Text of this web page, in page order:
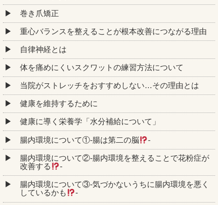
巻き爪矯正
重心バランスを整えることが根本改善につながる理由
自律神経とは
体を痛めにくいスクワットの練習方法について
当院がストレッチをおすすめしない…その理由とは
健康を維持するために
健康に導く栄養学「水分補給について」
腸内環境について①‐腸は第二の脳 ‐
腸内環境について②‐腸内環境を整えることで花粉症が
改善する
‐
腸内環境について③‐気づかないうちに腸内環境を悪く
しているかも
‐